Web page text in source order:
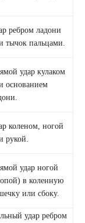
ребром ладони
тычок пальцами.
удар кулаком
основанием
коленом, ногой
рукой.
удар ногой
в коленную
или сбоку.
удар ребром